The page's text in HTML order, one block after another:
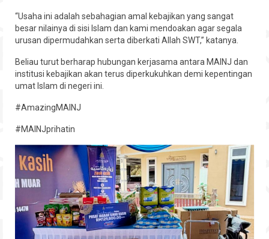
“Usaha ini adalah sebahagian amal kebajikan yang sangat
besar nilainya di sisi Islam dan kami mendoakan agar segala
urusan dipermudahkan serta diberkati Allah SWT,” katanya.
Beliau turut berharap hubungan kerjasama antara MAINJ dan
institusi kebajikan akan terus diperkukuhkan demi kepentingan
umat Islam di negeri ini.
#AmazingMAINJ
#MAINJprihatin